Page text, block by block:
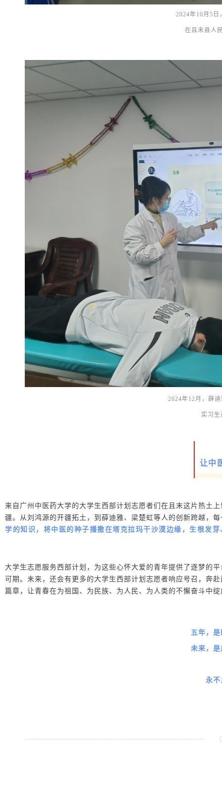
2024年10月5
在且末县人
2024年12月，薛
实习
让中
来自广州中医药大学的大学生西部计划志愿者们在且末这片热土
疆。从刘鸿源的开疆拓土，到薛迪雅、梁楚虹等人的创新跨越，
学的知识，将中医的种子播撒在塔克拉玛干沙漠边缘，生根发
大学生志愿服务西部计划，为这些心怀大爱的青年提供了逐梦的
可期。未来，还会有更多的大学生西部计划志愿者响应号召，奔
篇章，让青春在为祖国、为民族、为人民、为人类的不懈奋斗中
五年，
未来，
永不